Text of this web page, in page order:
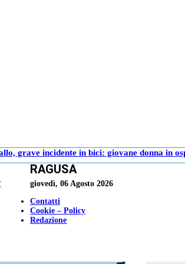
grave incidente in bici: giovane donna in
RAGUSA
giovedì, 06 Agosto 2026
Contatti
Cookie – Policy
Redazione